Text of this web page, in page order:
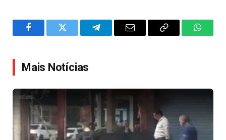
FacebookTwitter TelegramEmail
Copy
Mais Notícias